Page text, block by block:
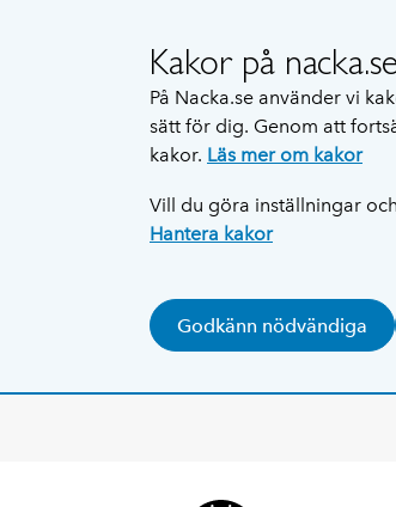
Kakor på
På Nacka.se använder vi
sätt för dig. Genom att
kakor. Läs mer om kakor
Vill du göra inställningar
Hantera kakor
Godkänn nödvändiga